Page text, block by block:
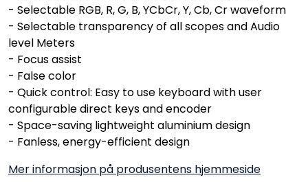
- Selectable RGB, R, G, B, YCbCr, Y, Cb, Cr waveform
- Selectable transparency of all scopes and Audio
level Meters
- Focus assist
- False color
- Quick control: Easy to use keyboard with user
configurable direct keys and encoder
- Space-saving lightweight aluminium design
- Fanless, energy-efficient design
Mer informasjon på produsentens hjemmeside